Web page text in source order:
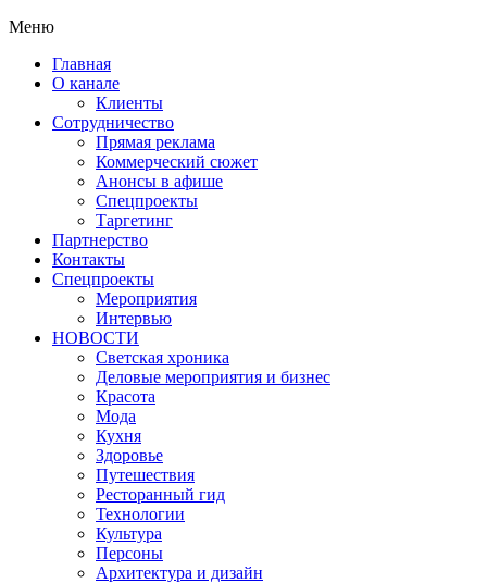
Меню
Главная
О канале
Клиенты
Сотрудничество
Прямая реклама
Коммерческий сюжет
Анонсы в афише
Cпецпроекты
Таргетинг
Партнерство
Контакты
Спецпроекты
Мероприятия
Интервью
НОВОСТИ
Светская хроника
Деловые мероприятия и бизнес
Красота
Мода
Кухня
Здоровье
Путешествия
Ресторанный гид
Технологии
Культура
Персоны
Архитектура и дизайн